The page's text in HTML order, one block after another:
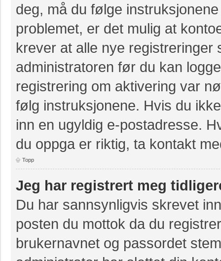
deg, må du følge
problemet, er det mulig at
krever at alle nye
administratoren før du kan
registrering om aktivering var
følg instruksjonene. Hvis du
inn en ugyldig e-postadresse.
du oppga er riktig, ta kontakt
Topp
Jeg har registrert meg
Du har sannsynligvis skrevet
posten du mottok da du
brukernavnet og passordet